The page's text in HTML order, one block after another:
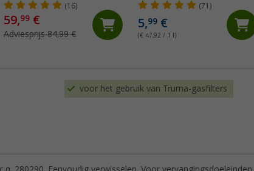
(16)
59,99 €
Adviesprijs 84,99 €
(71)
5,99 €
(€ 47,92 / 1 l)
voor het gebruik van Truma-gasfilters